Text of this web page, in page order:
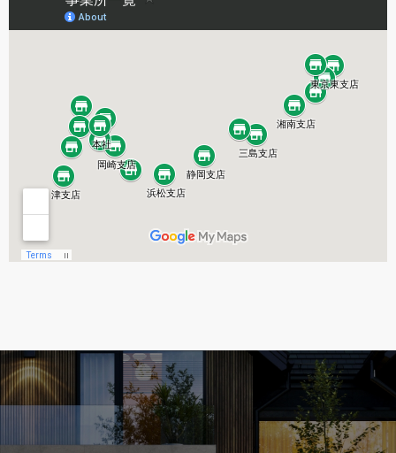
津支店
浜松支店
静岡支店
富士支店
三島支店
横浜支店・市場開発本部（関東）
東京東支店
日比谷オフィス 市場開発本部（関東）